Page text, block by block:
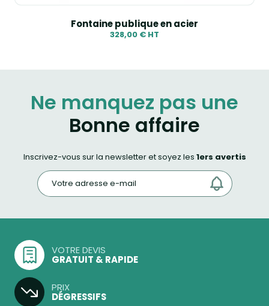
Fontaine publique en acier
328,00 € HT
Ne manquez pas une
Bonne affaire
Inscrivez-vous sur la newsletter et soyez les 1ers avertis
VOTRE DEVIS
GRATUIT & RAPIDE
PRIX
DÉGRESSIFS